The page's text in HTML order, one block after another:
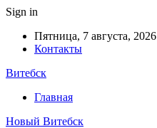
Sign in
Пятница, 7 августа, 2026
Контакты
Витебск
Главная
Новый Витебск